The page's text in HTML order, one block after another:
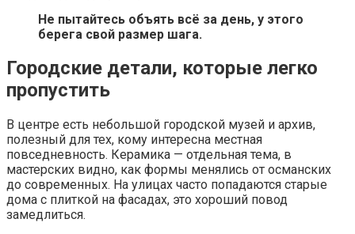
Не пытайтесь объять всё за день, у этого
берега свой размер шага.
Городские детали, которые легко
пропустить
В центре есть небольшой городской музей и архив,
полезный для тех, кому интересна местная
повседневность. Керамика — отдельная тема, в
мастерских видно, как формы менялись от османских
до современных. На улицах часто попадаются старые
дома с плиткой на фасадах, это хороший повод
замедлиться.